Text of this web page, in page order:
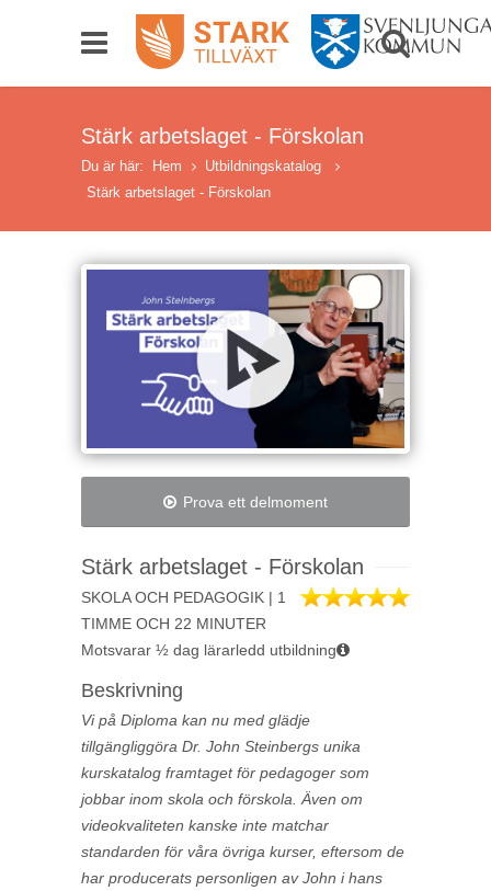
Stärk arbetslaget - Förskolan
Du är här: Hem
Utbildningskatalog
Stärk arbetslaget - Förskolan
Prova ett delmoment
Stärk arbetslaget - Förskolan
SKOLA OCH PEDAGOGIK | 1
TIMME OCH 22 MINUTER
Motsvarar ½ dag lärarledd utbildning
Beskrivning
Vi på Diploma kan nu med glädje
tillgängliggöra Dr. John Steinbergs unika
kurskatalog framtaget för pedagoger som
jobbar inom skola och förskola. Även om
videokvaliteten kanske inte matchar
standarden för våra övriga kurser, eftersom de
har producerats personligen av John i hans